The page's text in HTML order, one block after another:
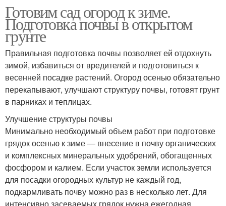
Готовим сад огород к зиме.
Подготовка почвы в открытом
грунте
Правильная подготовка почвы позволяет ей отдохнуть
зимой, избавиться от вредителей и подготовиться к
весенней посадке растений. Огород осенью обязательно
перекапывают, улучшают структуру почвы, готовят грунт
в парниках и теплицах.
Улучшение структуры почвы
Минимально необходимый объем работ при подготовке
грядок осенью к зиме — внесение в почву органических
и комплексных минеральных удобрений, обогащенных
фосфором и калием. Если участок земли используется
для посадки огородных культур не каждый год,
подкармливать почву можно раз в несколько лет. Для